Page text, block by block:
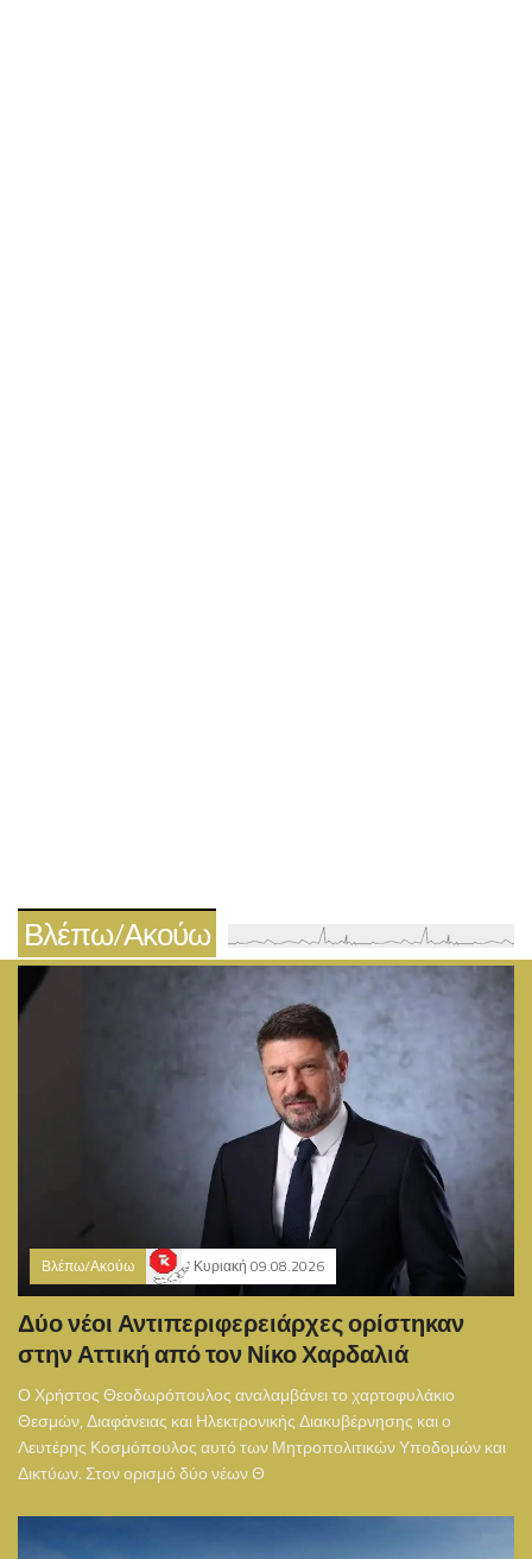
Βλέπω/Ακούω
Βλέπω/Ακούω Κυριακή 09.08.2026
Δύο νέοι Αντιπεριφερειάρχες ορίστηκαν
στην Αττική από τον Νίκο Χαρδαλιά
Ο Χρήστος Θεοδωρόπουλος αναλαμβάνει το χαρτοφυλάκιο
Θεσμών, Διαφάνειας και Ηλεκτρονικής Διακυβέρνησης και ο
Λευτέρης Κοσμόπουλος αυτό των Μητροπολιτικών Υποδομών και
Δικτύων. Στον ορισμό δύο νέων Θ